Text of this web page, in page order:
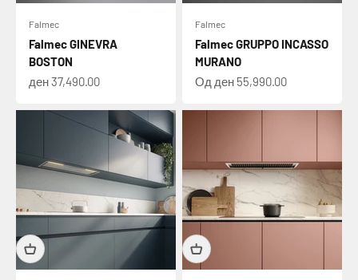
Falmec
Falmec GINEVRA
BOSTON
Намалена цена
ден 37,490.00
Falmec
Falmec GRUPPO INCASSO
MURANO
Намалена цена
Од ден 55,990.00